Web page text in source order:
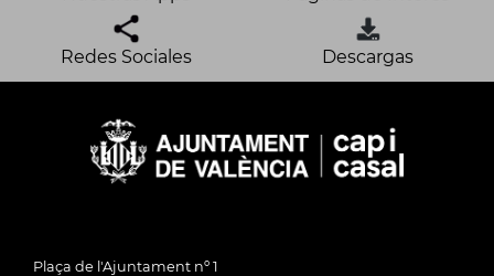
Redes Sociales Descargas
Plaça de l'Ajuntament nº 1